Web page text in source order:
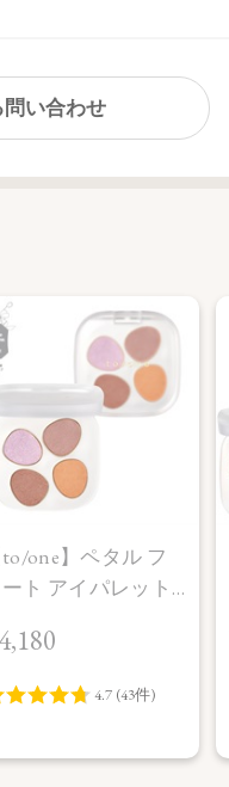
い合わせ
to/one】ペタル フ
ート アイパレット